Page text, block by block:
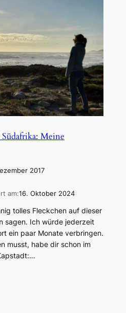
Meine
2017
am:16. Oktober 2024
tolles Fleckchen auf dieser
sagen. Ich würde jederzeit
ein paar Monate verbringen.
musst, habe dir schon im